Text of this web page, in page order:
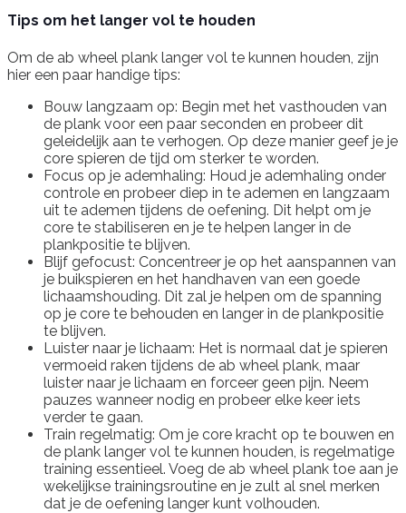
Tips om het langer vol te houden
Om de ab wheel plank langer vol te kunnen houden, zijn
hier een paar handige tips:
Bouw langzaam op: Begin met het vasthouden van
de plank voor een paar seconden en probeer dit
geleidelijk aan te verhogen. Op deze manier geef je je
core spieren de tijd om sterker te worden.
Focus op je ademhaling: Houd je ademhaling onder
controle en probeer diep in te ademen en langzaam
uit te ademen tijdens de oefening. Dit helpt om je
core te stabiliseren en je te helpen langer in de
plankpositie te blijven.
Blijf gefocust: Concentreer je op het aanspannen van
je buikspieren en het handhaven van een goede
lichaamshouding. Dit zal je helpen om de spanning
op je core te behouden en langer in de plankpositie
te blijven.
Luister naar je lichaam: Het is normaal dat je spieren
vermoeid raken tijdens de ab wheel plank, maar
luister naar je lichaam en forceer geen pijn. Neem
pauzes wanneer nodig en probeer elke keer iets
verder te gaan.
Train regelmatig: Om je core kracht op te bouwen en
de plank langer vol te kunnen houden, is regelmatige
training essentieel. Voeg de ab wheel plank toe aan je
wekelijkse trainingsroutine en je zult al snel merken
dat je de oefening langer kunt volhouden.